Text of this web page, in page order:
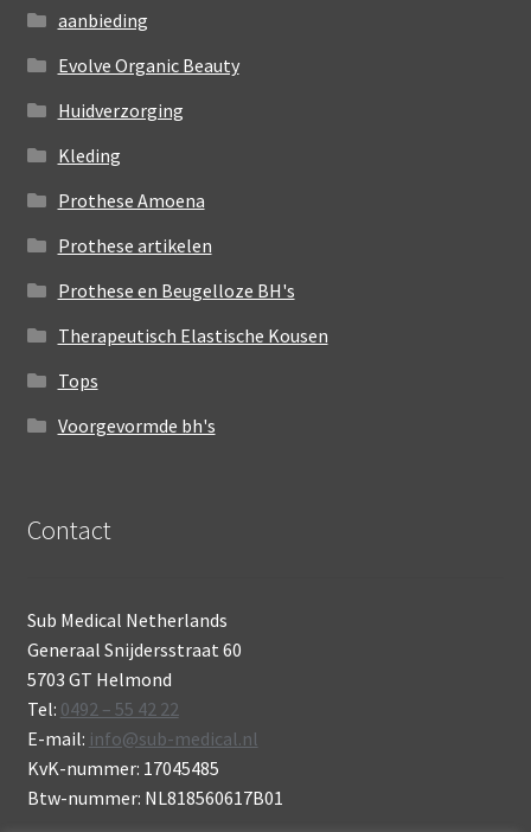
aanbieding
Evolve Organic Beauty
Huidverzorging
Kleding
Prothese Amoena
Prothese artikelen
Prothese en Beugelloze BH's
Therapeutisch Elastische Kousen
Tops
Voorgevormde bh's
Contact
Sub Medical Netherlands
Generaal Snijdersstraat 60
5703 GT Helmond
Tel: 0492 – 55 42 22
E-mail: info@sub-medical.nl
KvK-nummer: 17045485
Btw-nummer: NL818560617B01